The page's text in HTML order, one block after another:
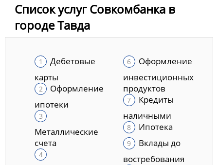
Список услуг Совкомбанка в
городе Тавда
Дебетовые
карты
Оформление
ипотеки
Металлические
счета
Оформление
инвестиционных
продуктов
Кредиты
наличными
Ипотека
Вклады до
востребования